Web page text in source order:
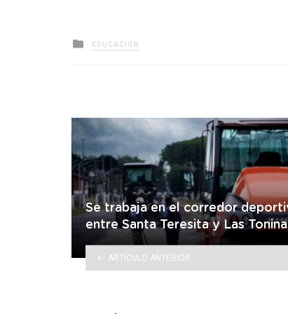
Posted
in
EDUCACIÓN
Se trabaja en el corredor
entre Santa Teresita y Las
ARTÍCULO ANTERIOR